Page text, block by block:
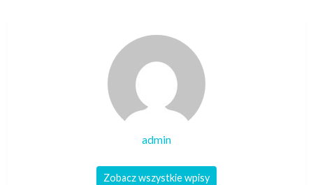
admin
Zobacz wszystkie wpisy